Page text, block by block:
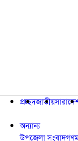
প্রচ্ছদজাতীয়
অন্যান্য
উপজেলা সংবাদ